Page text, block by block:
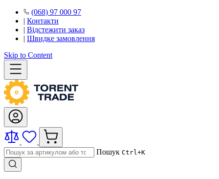
(068) 97 000 97
| Контакти
| Відстежити заказ
| Швидке замовлення
Skip to Content
Пошук Ctrl+K